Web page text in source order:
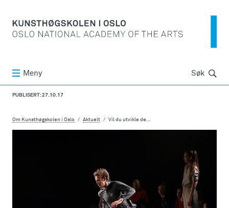
Meny Søk Søk
PUBLISERT: 27.10.17
Om Kunsthøgskolen i Oslo Aktuelt Vil du utvikle de...